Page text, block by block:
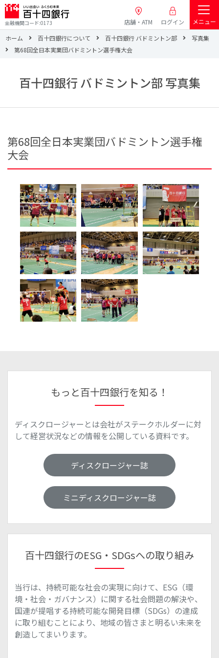
金融機関コード:0173 店舗・ATM ログイン
メニュー
ホーム
百十四銀行について 百十四銀行 バドミントン部
写真集
第68回全日本実業団バドミントン選手権大会
百十四銀行 バドミントン部 写真集
第68回全日本実業団バドミントン選手権
大会
もっと百十四銀行を知る！
ディスクロージャーとは会社がステークホルダーに対
して経営状況などの情報を公開している資料です。
ディスクロージャー誌
ミニディスクロージャー誌
百十四銀行のESG・SDGsへの取り組み
当行は、持続可能な社会の実現に向けて、ESG（環
境・社会・ガバナンス）に関する社会問題の解決や、
国連が提唱する持続可能な開発目標（SDGs）の達成
に取り組むことにより、地域の皆さまと明るい未来を
創造してまいります。